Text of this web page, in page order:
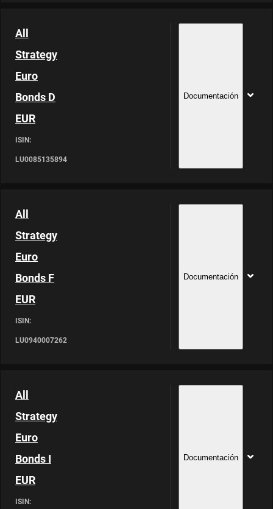
All
Strategy
Euro
Bonds D
EUR
ISIN:
LU0085135894
Documentación
All
Strategy
Euro
Bonds F
EUR
ISIN:
LU0940007262
Documentación
All
Strategy
Euro
Bonds I
EUR
ISIN:
Documentación